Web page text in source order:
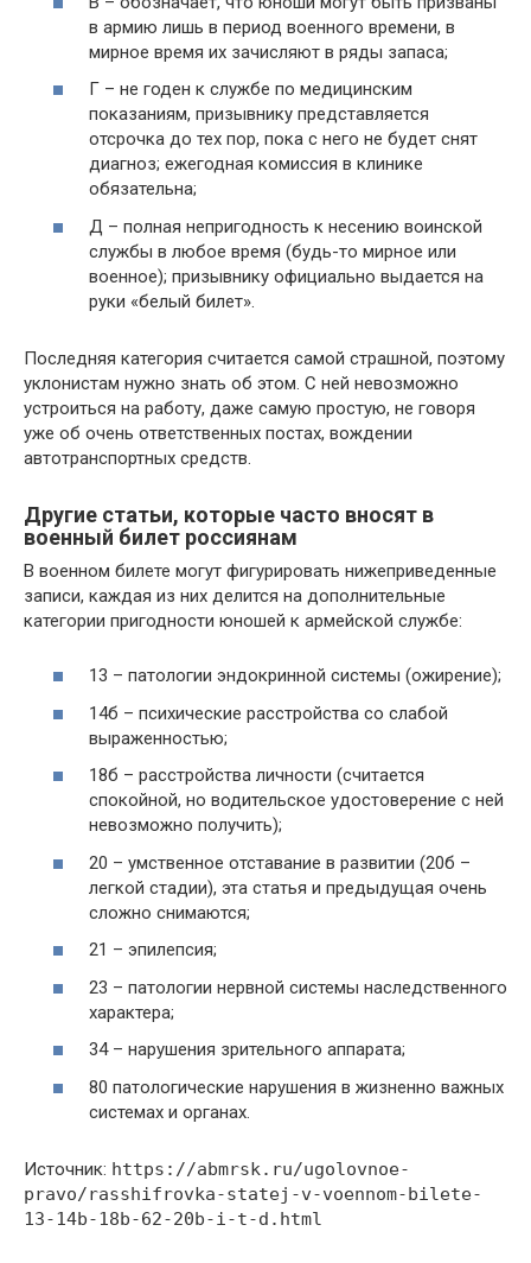
в армию лишь в период военного времени, в
мирное время их зачисляют в ряды запаса;
Г – не годен к службе по медицинским
показаниям, призывнику представляется
отсрочка до тех пор, пока с него не будет снят
диагноз; ежегодная комиссия в клинике
обязательна;
Д – полная непригодность к несению воинской
службы в любое время (будь-то мирное или
военное); призывнику официально выдается на
руки «белый билет».
Последняя категория считается самой страшной, поэтому
уклонистам нужно знать об этом. С ней невозможно
устроиться на работу, даже самую простую, не говоря
уже об очень ответственных постах, вождении
автотранспортных средств.
Другие статьи, которые часто вносят в
военный билет россиянам
В военном билете могут фигурировать нижеприведенные
записи, каждая из них делится на дополнительные
категории пригодности юношей к армейской службе:
13 – патологии эндокринной системы (ожирение);
14б – психические расстройства со слабой
выраженностью;
18б – расстройства личности (считается
спокойной, но водительское удостоверение с ней
невозможно получить);
20 – умственное отставание в развитии (20б –
легкой стадии), эта статья и предыдущая очень
сложно снимаются;
21 – эпилепсия;
23 – патологии нервной системы наследственного
характера;
34 – нарушения зрительного аппарата;
80 патологические нарушения в жизненно важных
системах и органах.
Источник: https://abmrsk.ru/ugolovnoe-
pravo/rasshifrovka-statej-v-voennom-bilete-
13-14b-18b-62-20b-i-t-d.html